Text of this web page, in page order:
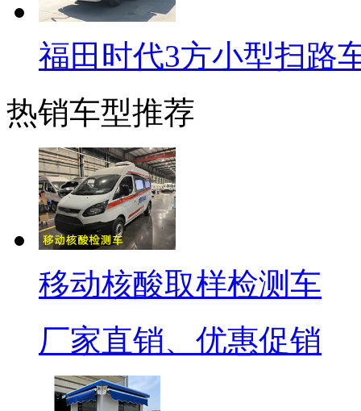
福田时代3方小型扫路
热销车型推荐
移动核酸取样检测车
厂家直销、优惠促销